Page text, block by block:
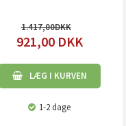
1.417,00
921,00 DKK
LÆG I KURVEN
1-2 dage